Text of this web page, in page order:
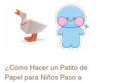
¿Cómo Hacer un Patito de
Papel para Niños Paso a